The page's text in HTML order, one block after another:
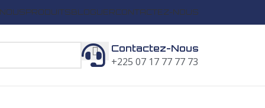
PRODUITSBLOGUERCONTACTEZ-NOUS
Contactez-Nous
+225 07 17 77 77 73